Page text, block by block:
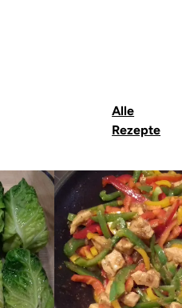
Alle
Rezepte